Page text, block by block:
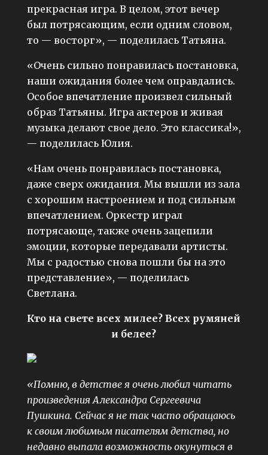
прекрасная игра. В целом, этот вечер
был потрясающим, если одним словом,
то — восторг», — поделилась Татьяна.
«Очень сильно понравилась постановка,
наши ожидания более чем оправдались.
Особое впечатление произвел сильный
образ Татьяны. Игра актеров и живая
музыка делают свое дело. Это классика!»,
— поделилась Юлия.
«Нам очень понравилась постановка,
даже сверх ожидания. Мы вышли из зала
с хорошим настроением и под сильным
впечатлением. Оркестр играл
потрясающе, также очень зацепили
эмоции, которые передавали артисты.
Мы с радостью снова пошли бы на это
представление», — поделилась
Светлана.
Кто на свете всех милее? Всех румяней
и белее?
«Помню, в детстве я очень любил читать
произведения Александра Сергеевича
Пушкина. Сейчас я не так часто обращаюсь
к своим любимым писателям детства, но
недавно выпала возможность окунуться в